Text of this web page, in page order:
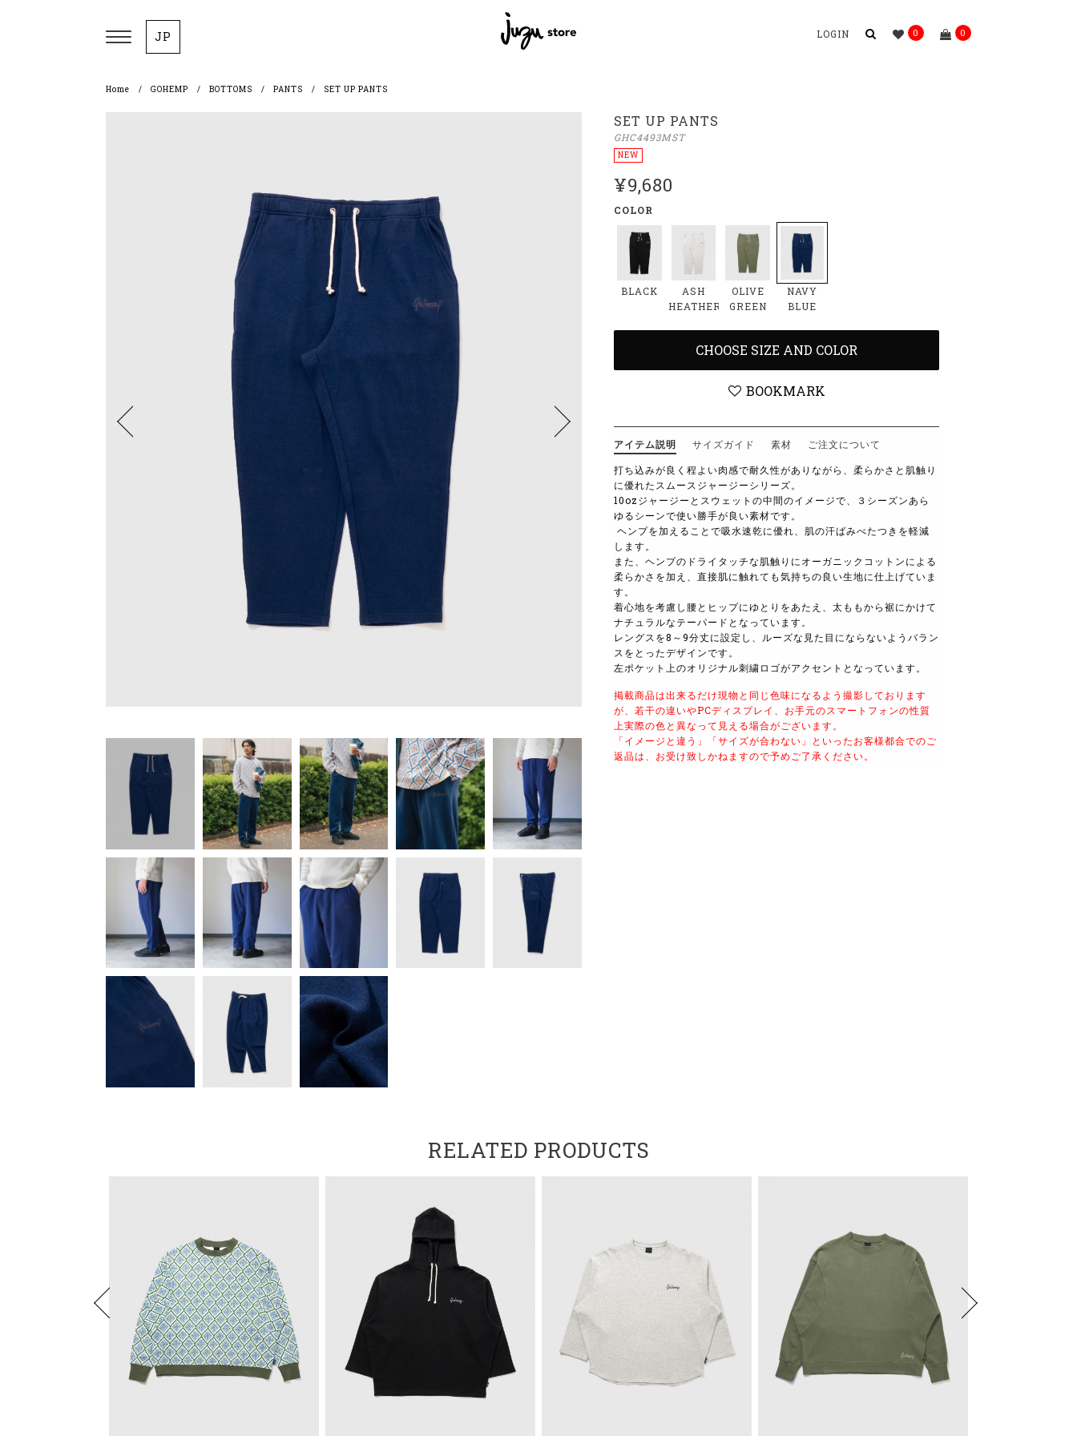
JP LOGIN 0 0
Home GOHEMP BOTTOMS PANTS SET UP PANTS
SET UP PANTS
GHC4493MST
NEW
¥9,680
COLOR
BLACK
ASH
HEATHER
OLIVE
GREEN
NAVY
BLUE
CHOOSE SIZE AND COLOR
BOOKMARK
アイテム説明 サイズガイド 素材
ご注文について
打ち込みが良く程よい肉感で耐久性がありながら、柔らかさと肌触り
に優れたスムースジャージーシリーズ。
10ozジャージーとスウェットの中間のイメージで、３シーズンあら
ゆるシーンで使い勝手が良い素材です。
ヘンプを加えることで吸水速乾に優れ、肌の汗ばみべたつきを軽減
します。
また、ヘンプのドライタッチな肌触りにオーガニックコットンによる
柔らかさを加え、直接肌に触れても気持ちの良い生地に仕上げていま
す。
着心地を考慮し腰とヒップにゆとりをあたえ、太ももから裾にかけて
ナチュラルなテーパードとなっています。
レングスを8～9分丈に設定し、ルーズな見た目にならないようバラン
スをとったデザインです。
左ポケット上のオリジナル刺繍ロゴがアクセントとなっています。
掲載商品は出来るだけ現物と同じ色味になるよう撮影しております
が、若干の違いやPCディスプレイ、お手元のスマートフォンの性質
上実際の色と異なって見える場合がございます。
「イメージと違う」「サイズが合わない」といったお客様都合でのご
返品は、お受け致しかねますので予めご了承ください。
RELATED PRODUCTS